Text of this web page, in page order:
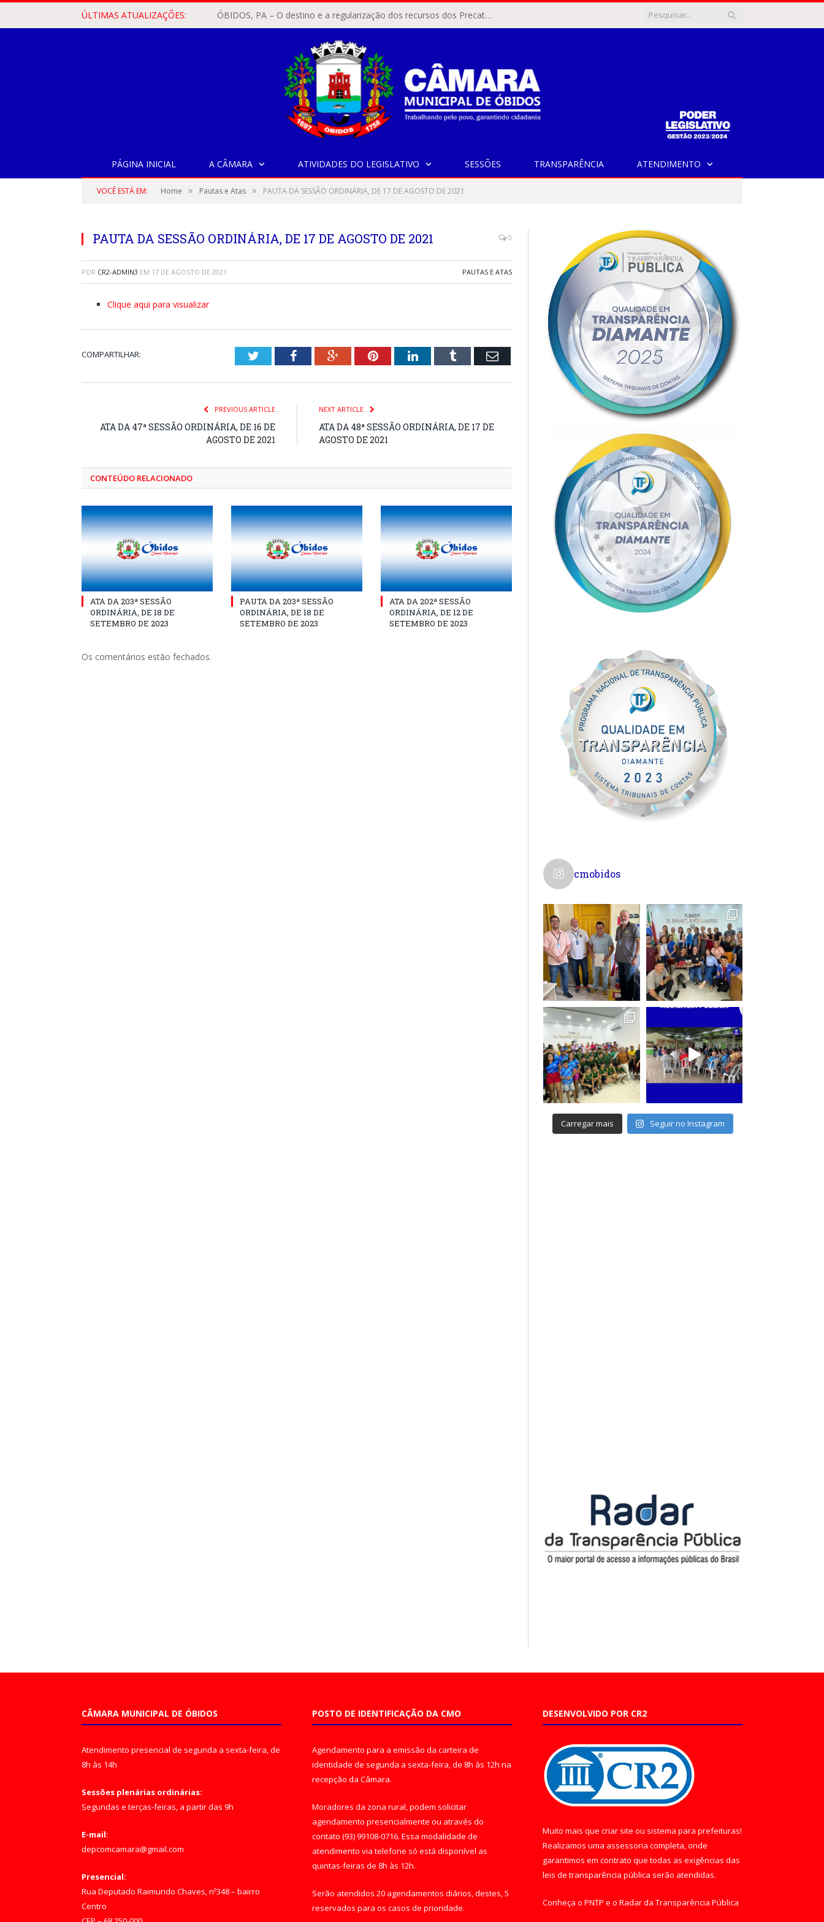
ÚLTIMAS ATUALIZAÇÕES: ÓBIDOS, PA – O destino e a regularização dos recursos dos Precatórios do FUNDEF (Fundo de Manutenção e Desenvolvimento do Ensino Fundamental e de Valorização do Magistério) voltaram a pautar as discussões na Câmara Municipal de Óbidos.
PÁGINA INICIAL A CÂMARA ATIVIDADES DO LEGISLATIVO SESSÕES TRANSPARÊNCIA ATENDIMENTO
VOCÊ ESTÁ EM: Home » Pautas e Atas » PAUTA DA SESSÃO ORDINÁRIA, DE 17 DE AGOSTO DE 2021
PAUTA DA SESSÃO ORDINÁRIA, DE 17 DE AGOSTO DE 2021 0
POR CR2-ADMIN3 EM 17 DE AGOSTO DE 2021 PAUTAS E ATAS
Clique aqui para visualizar
COMPARTILHAR: TwitterFacebookGoogle+PinterestLinkedInTumblr Email
PREVIOUS ARTICLE
ATA DA 47ª SESSÃO ORDINÁRIA, DE 16 DE
AGOSTO DE 2021
NEXT ARTICLE
ATA DA 48ª SESSÃO ORDINÁRIA, DE 17 DE
AGOSTO DE 2021
CONTEÚDO RELACIONADO
ATA DA 203ª SESSÃO
ORDINÁRIA, DE 18 DE
SETEMBRO DE 2023
PAUTA DA 203ª SESSÃO
ORDINÁRIA, DE 18 DE
SETEMBRO DE 2023
ATA DA 202ª SESSÃO
ORDINÁRIA, DE 12 DE
SETEMBRO DE 2023
Os comentários estão fechados.
cmobidos
Carregar mais Seguir no Instagram
CÂMARA MUNICIPAL DE ÓBIDOS
Atendimento presencial de segunda a sexta-feira, de
8h às 14h
Sessões plenárias ordinárias:
Segundas e terças-feiras, a partir das 9h
E-mail:
depcomcamara@gmail.com
Presencial:
Rua Deputado Raimundo Chaves, nº348 – bairro
Centro
POSTO DE IDENTIFICAÇÃO DA CMO
Agendamento para a emissão da carteira de
identidade de segunda a sexta-feira, de 8h às 12h na
recepção da Câmara.
Moradores da zona rural, podem solicitar
agendamento presencialmente ou através do
contato (93) 99108-0716. Essa modalidade de
atendimento via telefone só está disponível as
quintas-feiras de 8h às 12h.
Serão atendidos 20 agendamentos diários, destes, 5
reservados para os casos de prioridade.
DESENVOLVIDO POR CR2
Muito mais que criar site ou sistema para prefeituras!
Realizamos uma assessoria completa, onde
garantimos em contrato que todas as exigências das
leis de transparência pública serão atendidas.
Conheça o PNTP e o Radar da Transparência Pública